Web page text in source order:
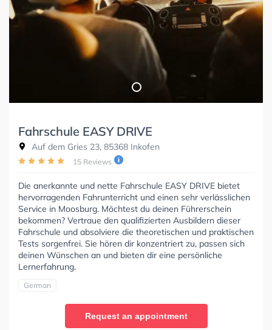
Fahrschule EASY DRIVE
Auf dem Gries 23, 85368 Inkofen
15 Reviews
Die anerkannte und nette Fahrschule EASY DRIVE bietet
hervorragenden Fahrunterricht und einen sehr verlässlichen
Service in Moosburg. Möchtest du deinen Führerschein
bekommen? Vertraue den qualifizierten Ausbildern dieser
Fahrschule und absolviere die theoretischen und praktischen
Tests sorgenfrei. Sie hören dir konzentriert zu, passen sich
deinen Wünschen an und bieten dir eine persönliche
Lernerfahrung.
German
Request an appointment